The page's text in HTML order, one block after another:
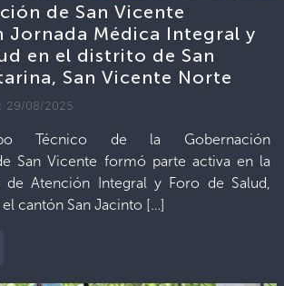
de San Vicente
Jornada Médica Integral y
en el distrito de San
San Vicente Norte
29/08/2025
Técnico de la Gobernación
San Vicente formó parte activa en la
de Atención Integral y Foro de Salud,
cantón San Jacinto […]